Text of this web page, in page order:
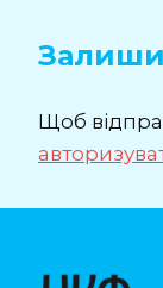
Щоб